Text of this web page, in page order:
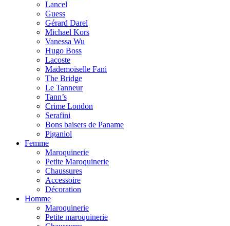
Lancel
Guess
Gérard Darel
Michael Kors
Vanessa Wu
Hugo Boss
Lacoste
Mademoiselle Fani
The Bridge
Le Tanneur
Tann’s
Crime London
Serafini
Bons baisers de Paname
Piganiol
Femme
Maroquinerie
Petite Maroquinerie
Chaussures
Accessoire
Décoration
Homme
Maroquinerie
Petite maroquinerie